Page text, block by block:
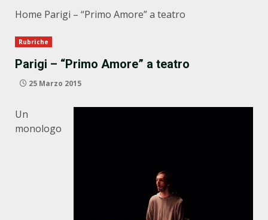
Home Parigi – “Primo Amore” a teatro
Rubriche
Parigi – “Primo Amore” a teatro
25 Marzo 2015
Un
monologo